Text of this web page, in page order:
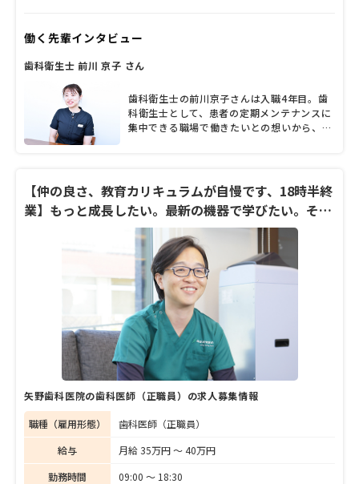
リアフリーの院内は、北欧型の完全個室の診
備え、動線に配慮。専門性の高い手術に対応
周病の治療はもちろん、健康な口内環境を維
持するための予防歯科に注力。ブラッシング
指導や、食事に関する指導も特徴の一つだ。
働く先輩インタビュー
歯科衛生士 前川 京子 さん
歯科衛生士の前川京子さんは入職4年目。歯
科衛生士として、患者の定期メンテナンスに
集中できる職場で働きたいとの想いから、予
が分かれていて、歯科衛生士も個室で診療に
専念できることから、スタッフは互いに高め
合い成長する意欲を持って仕事に取り組んで
いるそうです。研修カリキュラムが充実して
いるという同院の雰囲気や、業務内容につい
て、話を聞きました。
【仲の良さ、教育カリキュラムが自慢です、18時半終
業】もっと成長したい。最新の機器で学びたい。そん
矢野歯科医院の歯科医師（正職員）の求人募集情報
職種（雇用形態）
歯科医師（正職員）
給与
月給 35万円 〜 40万円
勤務時間
09:00 〜 18:30